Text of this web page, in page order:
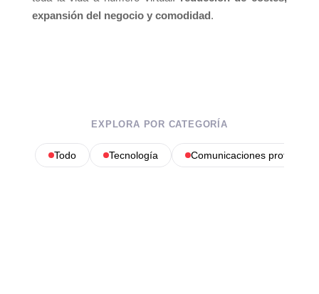
expansión del negocio y comodidad.
EXPLORA POR CATEGORÍA
Todo Tecnología Comunicaciones